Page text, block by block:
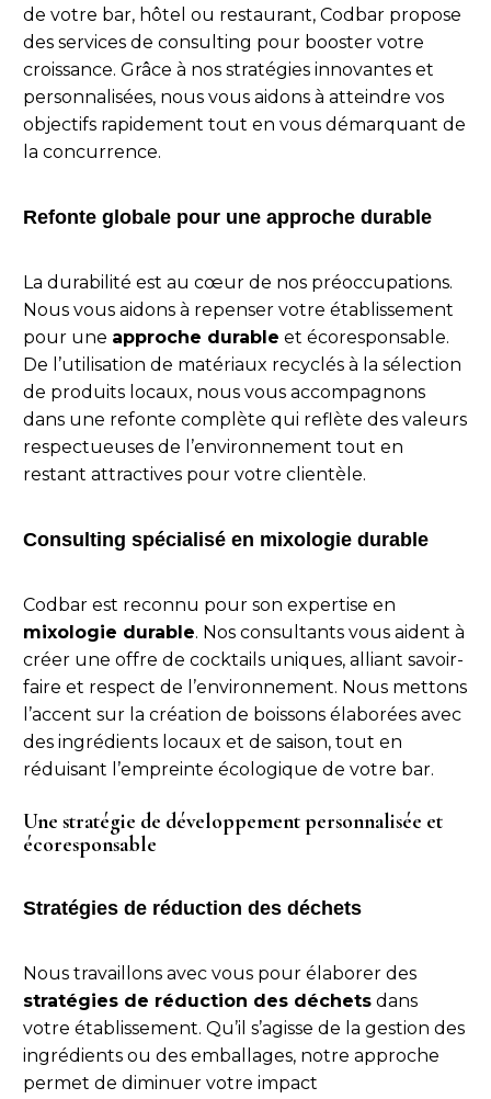
de votre bar, hôtel ou restaurant, Codbar propose
des services de consulting pour booster votre
croissance. Grâce à nos stratégies innovantes et
personnalisées, nous vous aidons à atteindre vos
objectifs rapidement tout en vous démarquant de
la concurrence.
Refonte globale pour une approche durable
La durabilité est au cœur de nos préoccupations.
Nous vous aidons à repenser votre établissement
pour une approche durable et écoresponsable.
De l’utilisation de matériaux recyclés à la sélection
de produits locaux, nous vous accompagnons
dans une refonte complète qui reflète des valeurs
respectueuses de l’environnement tout en
restant attractives pour votre clientèle.
Consulting spécialisé en mixologie durable
Codbar est reconnu pour son expertise en
mixologie durable. Nos consultants vous aident à
créer une offre de cocktails uniques, alliant savoir-
faire et respect de l’environnement. Nous mettons
l’accent sur la création de boissons élaborées avec
des ingrédients locaux et de saison, tout en
réduisant l’empreinte écologique de votre bar.
Une stratégie de développement personnalisée et
écoresponsable
Stratégies de réduction des déchets
Nous travaillons avec vous pour élaborer des
stratégies de réduction des déchets dans
votre établissement. Qu’il s’agisse de la gestion des
ingrédients ou des emballages, notre approche
permet de diminuer votre impact